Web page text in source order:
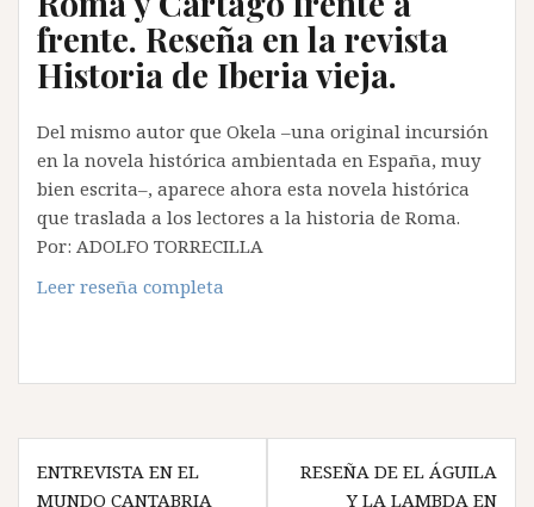
frente. Reseña en la revista
Historia de Iberia vieja.
Del mismo autor que Okela –una original incursión
en la novela histórica ambientada en España, muy
bien escrita–, aparece ahora esta novela histórica
que traslada a los lectores a la historia de Roma.
Por: ADOLFO TORRECILLA
Leer reseña completa
Navegación
de
ENTREVISTA EN EL
MUNDO CANTABRIA
RESEÑA DE EL ÁGUILA
Y LA LAMBDA EN